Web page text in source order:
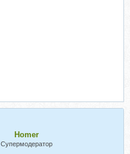
Homer
Супермодератор